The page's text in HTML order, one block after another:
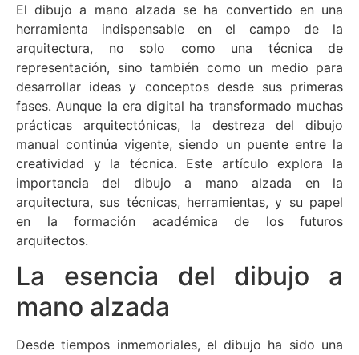
El dibujo a mano alzada se ha convertido en una
herramienta indispensable en el campo de la
arquitectura, no solo como una técnica de
representación, sino también como un medio para
desarrollar ideas y conceptos desde sus primeras
fases. Aunque la era digital ha transformado muchas
prácticas arquitectónicas, la destreza del dibujo
manual continúa vigente, siendo un puente entre la
creatividad y la técnica. Este artículo explora la
importancia del dibujo a mano alzada en la
arquitectura, sus técnicas, herramientas, y su papel
en la formación académica de los futuros
arquitectos.
La esencia del dibujo a
mano alzada
Desde tiempos inmemoriales, el dibujo ha sido una